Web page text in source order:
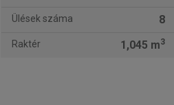
Ülések száma 8
Raktér 1,045 m3